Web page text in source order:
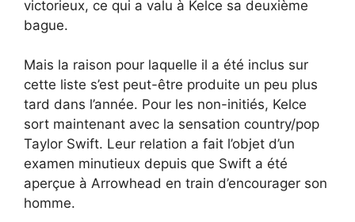
victorieux, ce qui a valu à Kelce sa deuxième
bague.
Mais la raison pour laquelle il a été inclus sur
cette liste s’est peut-être produite un peu plus
tard dans l’année. Pour les non-initiés, Kelce
sort maintenant avec la sensation country/pop
Taylor Swift. Leur relation a fait l’objet d’un
examen minutieux depuis que Swift a été
aperçue à Arrowhead en train d’encourager son
homme.